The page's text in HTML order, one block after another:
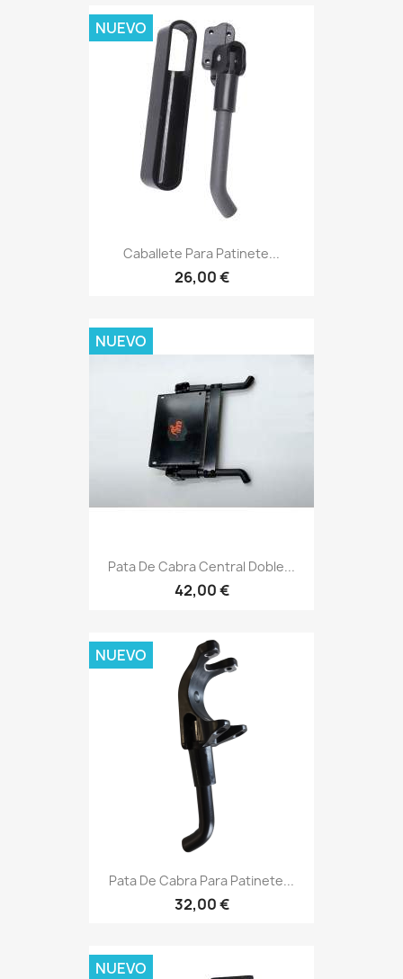
Caballete Para Patinete...
26,00 €
NUEVO
Pata De Cabra Central Doble...
42,00 €
NUEVO
Pata De Cabra Para Patinete...
32,00 €
NUEVO
NUEVO